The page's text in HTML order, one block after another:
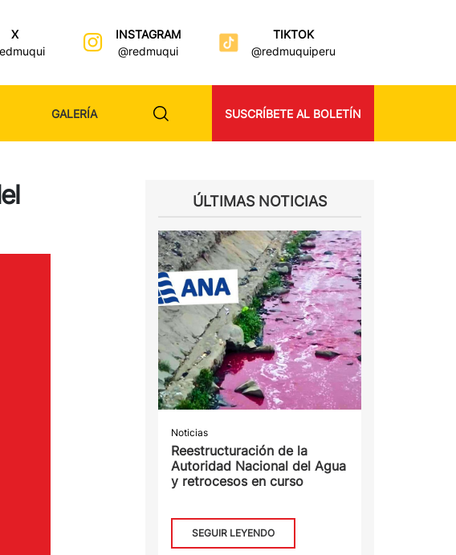
X
INSTAGRAM
@redmuqui
TIKTOK
@redmuquiperu
GALERÍA SUSCRÍBETE AL BOLETÍN
ÚLTIMAS NOTICIAS
Noticias
Reestructuración de la
Autoridad Nacional del Agua
y retrocesos en curso
SEGUIR LEYENDO